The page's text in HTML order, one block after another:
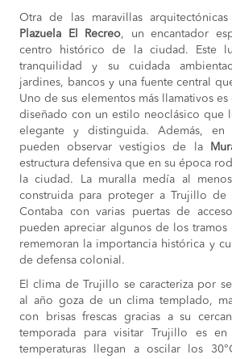
Otra de las maravillas
Plazuela El Recreo, un encantador
centro histórico de la ciudad. Este
tranquilidad y su cuidada
jardines, bancos y una fuente central
Uno de sus elementos más llamativos
diseñado con un estilo neoclásico que
elegante y distinguida. Además, en
pueden observar vestigios de la
estructura defensiva que en su época
la ciudad. La muralla medía al
construida para proteger a Trujillo de
Contaba con varias puertas de
pueden apreciar algunos de los tramos
rememoran la importancia histórica y
de defensa colonial.
El clima de Trujillo se caracteriza por
al año goza de un clima templado,
con brisas frescas gracias a su
temporada para visitar Trujillo es en
temperaturas llegan a oscilar los